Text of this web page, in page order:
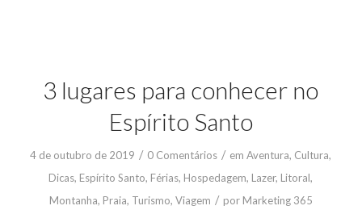
3 lugares para conhecer no
Espírito Santo
4 de outubro de 2019 / 0 Comentários / emAventura, Cultura,
Dicas, Espírito Santo, Férias, Hospedagem, Lazer, Litoral,
Montanha, Praia, Turismo, Viagem / por Marketing 365